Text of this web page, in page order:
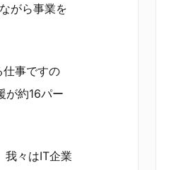
がら事業を
事ですの
が約16パー
我々はIT企業